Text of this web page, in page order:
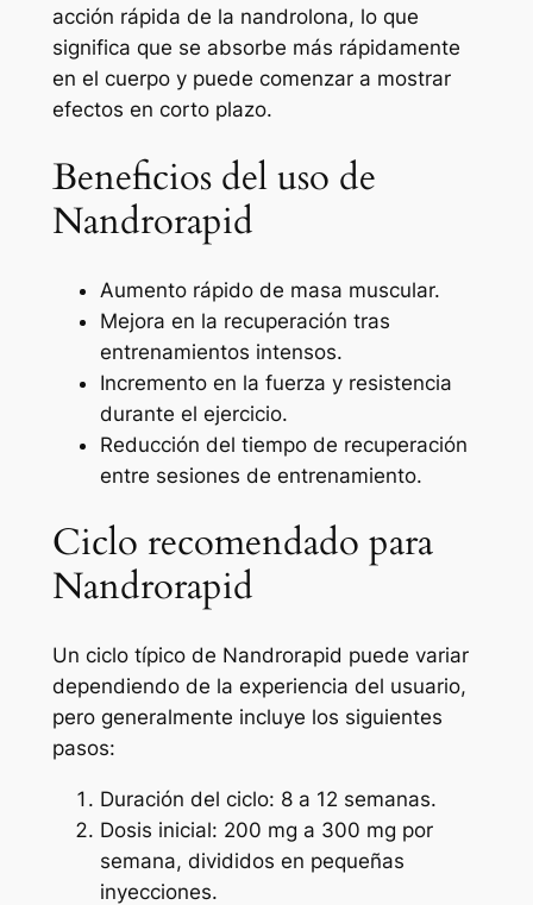
acción rápida de la nandrolona, lo que
significa que se absorbe más rápidamente
en el cuerpo y puede comenzar a mostrar
efectos en corto plazo.
Beneficios del uso de
Nandrorapid
Aumento rápido de masa muscular.
Mejora en la recuperación tras
entrenamientos intensos.
Incremento en la fuerza y resistencia
durante el ejercicio.
Reducción del tiempo de recuperación
entre sesiones de entrenamiento.
Ciclo recomendado para
Nandrorapid
Un ciclo típico de Nandrorapid puede variar
dependiendo de la experiencia del usuario,
pero generalmente incluye los siguientes
pasos:
Duración del ciclo: 8 a 12 semanas.
Dosis inicial: 200 mg a 300 mg por
semana, divididos en pequeñas
inyecciones.